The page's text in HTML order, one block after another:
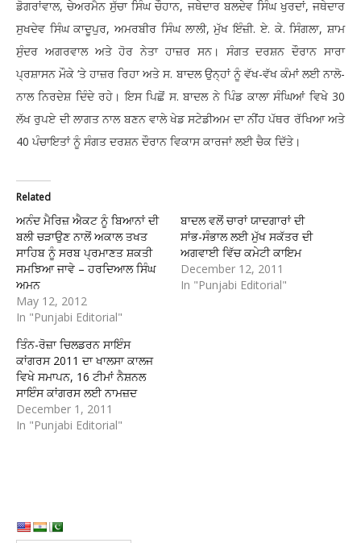
ਡੋਗਰਾਂਵਾਲ, ਚੇਅਰਮੈਨ ਸੁੱਚਾ ਸਿੰਘ ਚੌਹਾਨ, ਜਥੇਦਾਰ ਬਲਦੇਵ ਸਿੰਘ ਖੁਰਦਾਂ, ਜਥੇਦਾਰ
ਸੁਖਦੇਵ ਸਿੰਘ ਕਾਦੂਪੁਰ, ਅਮਰਬੀਰ ਸਿੰਘ ਲਾਲੀ, ਮੁੱਖ ਇੰਜ਼ੀ. ਏ. ਕੇ. ਸਿੰਗਲਾ, ਸ਼ਾਮ
ਸੁੰਦਰ ਅਗਰਵਾਲ ਅਤੇ ਹੋਰ ਨੇਤਾ ਹਾਜ਼ਰ ਸਨ। ਸੰਗਤ ਦਰਸ਼ਨ ਦੌਰਾਨ ਸਾਰਾ
ਪ੍ਰਸ਼ਾਸਨ ਮੌਕੇ ‘ਤੇ ਹਾਜ਼ਰ ਰਿਹਾ ਅਤੇ ਸ. ਬਾਦਲ ਉਨ੍ਹਾਂ ਨੂੰ ਵੱਖ-ਵੱਖ ਕੰਮਾਂ ਲਈ ਨਾਲੋ-
ਨਾਲ ਨਿਰਦੇਸ਼ ਦਿੰਦੇ ਰਹੇ। ਇਸ ਪਿਛੋਂ ਸ. ਬਾਦਲ ਨੇ ਪਿੰਡ ਕਾਲਾ ਸੰਘਿਆਂ ਵਿਖੇ 30
ਲੱਖ ਰੁਪਏ ਦੀ ਲਾਗਤ ਨਾਲ ਬਣਨ ਵਾਲੇ ਖੇਡ ਸਟੇਡੀਅਮ ਦਾ ਨੀਂਹ ਪੱਥਰ ਰੱਖਿਆ ਅਤੇ
40 ਪੰਚਾਇਤਾਂ ਨੂੰ ਸੰਗਤ ਦਰਸ਼ਨ ਦੌਰਾਨ ਵਿਕਾਸ ਕਾਰਜਾਂ ਲਈ ਚੈਕ ਦਿੱਤੇ।
Related
ਅਨੰਦ ਮੈਰਿਜ਼ ਐਕਟ ਨੂੰ ਬਿਆਨਾਂ ਦੀ
ਬਲੀ ਚੜਾਉਣ ਨਾਲੋਂ ਅਕਾਲ ਤਖਤ
ਸਾਹਿਬ ਨੂੰ ਸਰਬ ਪ੍ਰਮਾਣਤ ਸ਼ਕਤੀ
ਸਮਝਿਆ ਜਾਵੇ – ਹਰਦਿਆਲ ਸਿੰਘ
ਅਮਨ
May 12, 2012
In "Punjabi Editorial"
ਬਾਦਲ ਵਲੋਂ ਚਾਰਾਂ ਯਾਦਗਾਰਾਂ ਦੀ
ਸਾਂਭ-ਸੰਭਾਲ ਲਈ ਮੁੱਖ ਸਕੱਤਰ ਦੀ
ਅਗਵਾਈ ਵਿੱਚ ਕਮੇਟੀ ਕਾਇਮ
December 12, 2011
In "Punjabi Editorial"
ਤਿੰਨ-ਰੋਜ਼ਾ ਚਿਲਡਰਨ ਸਾਇੰਸ
ਕਾਂਗਰਸ 2011 ਦਾ ਖਾਲਸਾ ਕਾਲਜ
ਵਿਖੇ ਸਮਾਪਨ, 16 ਟੀਮਾਂ ਨੈਸ਼ਨਲ
ਸਾਇੰਸ ਕਾਂਗਰਸ ਲਈ ਨਾਮਜ਼ਦ
December 1, 2011
In "Punjabi Editorial"